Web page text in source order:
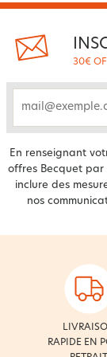
30€
En renseignant
offres Becquet par
inclure des
nos
RAPIDE EN